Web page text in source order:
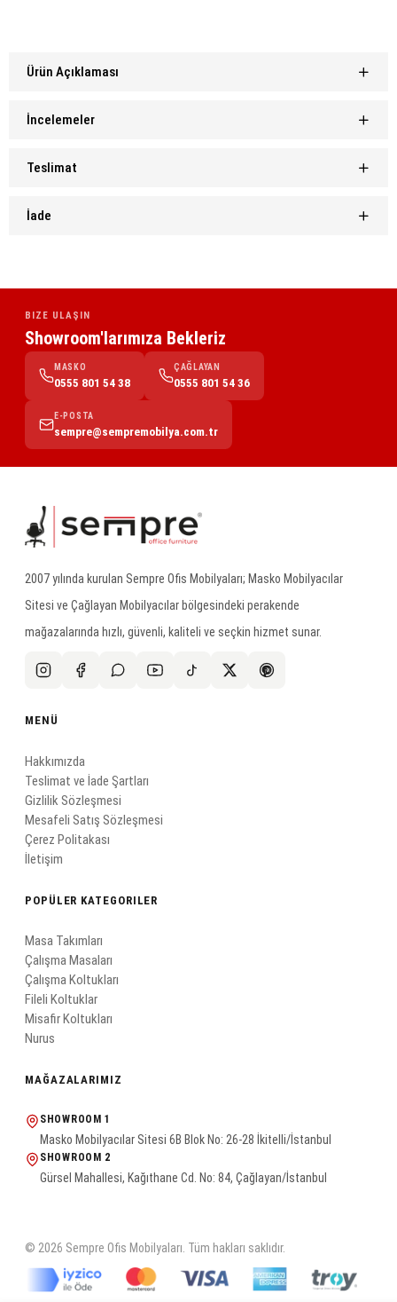
Ürün Açıklaması
İncelemeler
Teslimat
İade
BIZE ULAŞIN
Showroom'larımıza Bekleriz
MASKO
0555 801 54 38
ÇAĞLAYAN
0555 801 54 36
E-POSTA
sempre@sempremobilya.com.tr
2007 yılında kurulan Sempre Ofis Mobilyaları; Masko Mobilyacılar
Sitesi ve Çağlayan Mobilyacılar bölgesindeki perakende
mağazalarında hızlı, güvenli, kaliteli ve seçkin hizmet sunar.
MENÜ
Hakkımızda
Teslimat ve İade Şartları
Gizlilik Sözleşmesi
Mesafeli Satış Sözleşmesi
Çerez Politakası
İletişim
POPÜLER KATEGORILER
Masa Takımları
Çalışma Masaları
Çalışma Koltukları
Fileli Koltuklar
Misafir Koltukları
Nurus
MAĞAZALARIMIZ
SHOWROOM 1
Masko Mobilyacılar Sitesi 6B Blok No: 26-28 İkitelli/İstanbul
SHOWROOM 2
Gürsel Mahallesi, Kağıthane Cd. No: 84, Çağlayan/İstanbul
© 2026 Sempre Ofis Mobilyaları. Tüm hakları saklıdır.